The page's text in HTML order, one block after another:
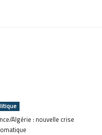
Algérie : nouvelle crise